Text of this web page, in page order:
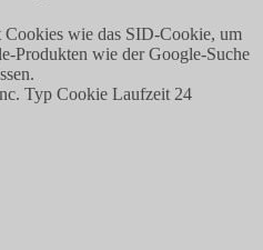
Cookies wie das SID-Cookie, um
Produkten wie der Google-Suche
Typ Cookie Laufzeit 24